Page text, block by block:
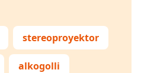
stereoproyektor
alkogolli